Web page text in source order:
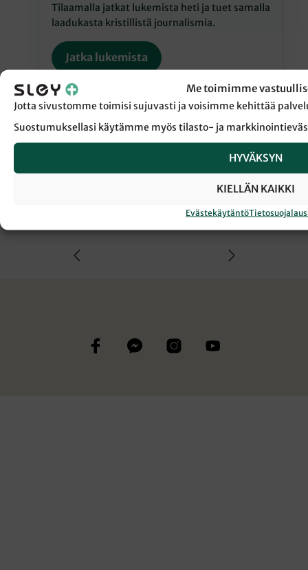
Me toimimme
Jotta sivustomme toimisi sujuvasti ja voisimme kehittää
Suostumuksellasi käytämme myös tilasto- ja
HYVÄKSYN
KIELLÄN KAIKKI
Evästekäytäntö
Tilaamalla jatkat lukemista heti ja tuet samalla
laadukasta kristillistä journalismia.
Jatka lukemista
← Takaisin Sanansaattaja-lehden etusivulle
KANSANKIRKKO